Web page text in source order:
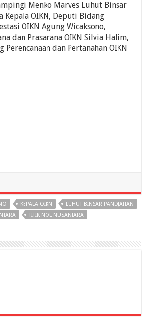
Menko Marves Luhut Binsar
Kepala OIKN, Deputi Bidang
OIKN Agung Wicaksono,
dan Prasarana OIKN Silvia Halim,
Perencanaan dan Pertanahan OIKN
KEPALA OIKN
LUHUT BINSAR PANDJAITAN
TITIK NOL NUSANTARA